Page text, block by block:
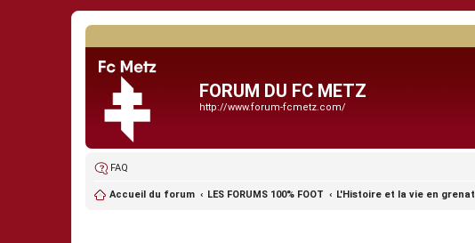
FORUM DU FC METZ
http://www.forum-fcmetz.com/
FAQ
Accueil du forum LES FORUMS 100% FOOT L'Histoire et la vie en grenat